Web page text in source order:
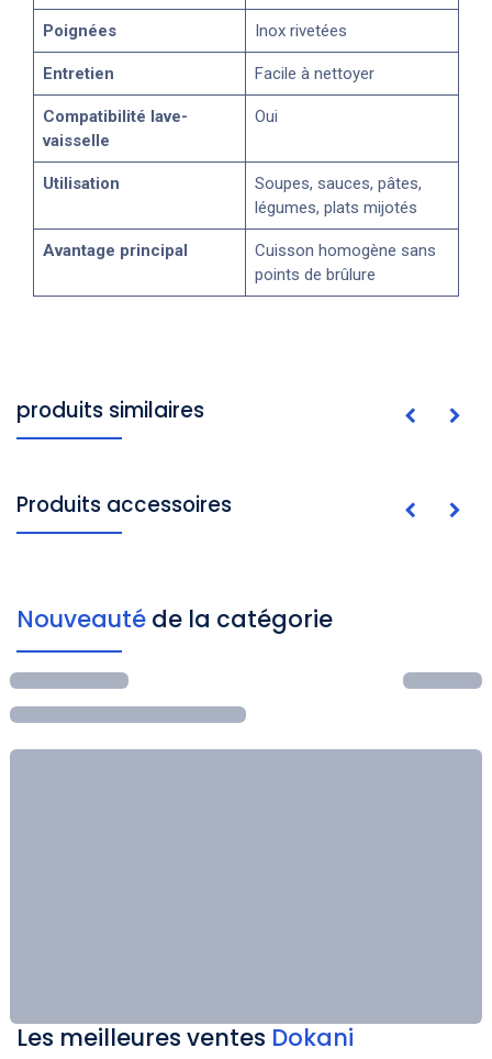
Poignées Inox rivetées
Entretien Facile à nettoyer
Compatibilité lave-
vaisselle
Oui
Utilisation
Soupes, sauces, pâtes,
légumes, plats mijotés
Avantage principal
Cuisson homogène sans
points de brûlure
produits similaires
Produits accessoires
Nouveauté de la catégorie
Les meilleures ventes Dokani